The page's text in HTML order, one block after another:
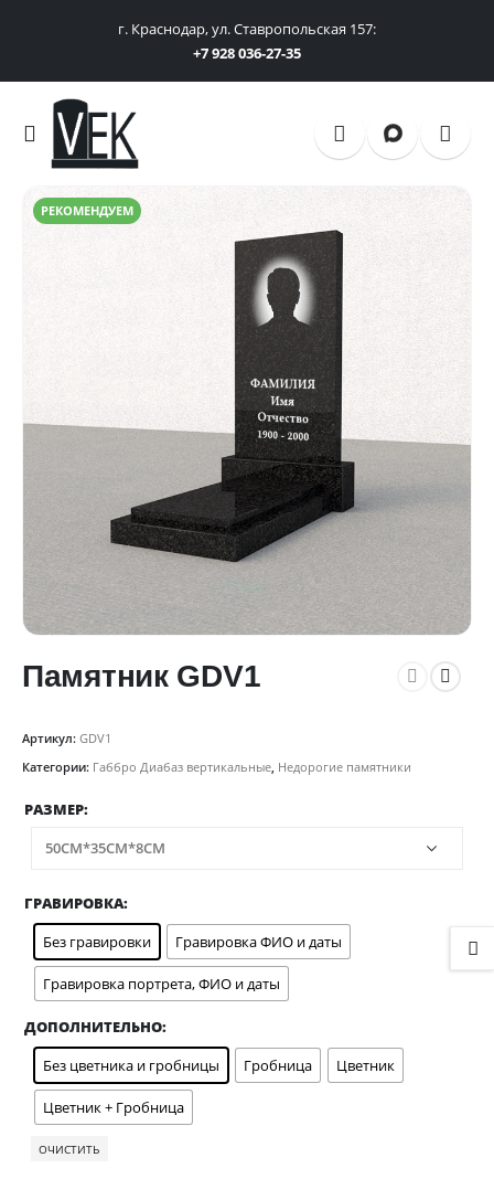
г. Краснодар, ул. Ставропольская 157:
+7 928 036-27-35
Памятник GDV1
Артикул: GDV1
Категории: Габбро Диабаз вертикальные Недорогие памятники
РАЗМЕР
ГРАВИРОВКА
Без гравировки
Гравировка ФИО и даты
Гравировка портрета, ФИО и даты
ДОПОЛНИТЕЛЬНО
Без цветника и гробницы
Гробница Цветник
Цветник + Гробница
ОЧИСТИТЬ
РЕКОМЕНДУЕМ